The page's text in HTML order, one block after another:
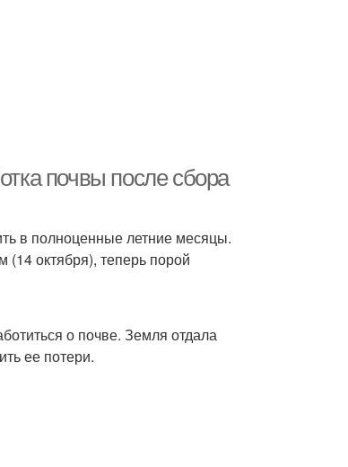
почвы после сбора
в полноценные летние месяцы.
октября), теперь порой
о почве. Земля отдала
ее потери.